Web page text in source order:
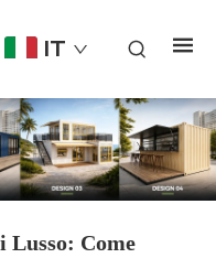
IT
Lusso: Come